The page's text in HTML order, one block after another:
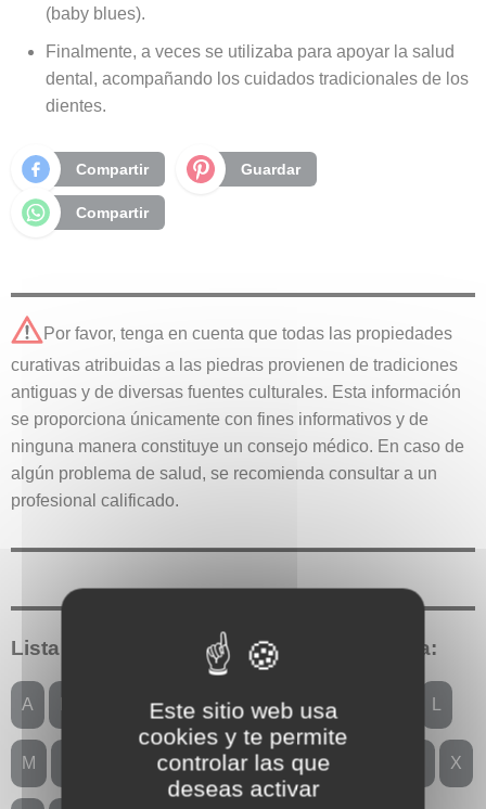
(baby blues).
Finalmente, a veces se utilizaba para apoyar la salud
dental, acompañando los cuidados tradicionales de los
dientes.
Compartir Guardar
Compartir
Por favor, tenga en cuenta que todas las propiedades
curativas atribuidas a las piedras provienen de tradiciones
antiguas y de diversas fuentes culturales. Esta información
se proporciona únicamente con fines informativos y de
ninguna manera constituye un consejo médico. En caso de
algún problema de salud, se recomienda consultar a un
profesional calificado.
Lista de piedras que empiezan con la letra:
A E F G H I
M Q R S T X
Este sitio web usa
cookies y te permite
controlar las que
deseas activar